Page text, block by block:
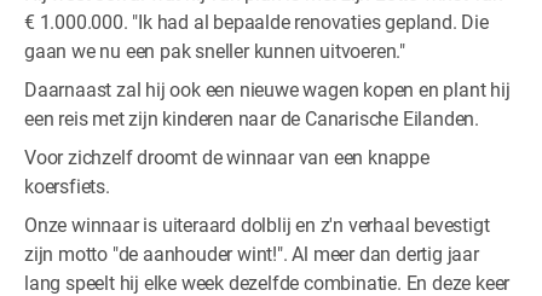
€ 1.000.000. "Ik had al bepaalde renovaties gepland. Die
gaan we nu een pak sneller kunnen uitvoeren."
Daarnaast zal hij ook een nieuwe wagen kopen en plant hij
een reis met zijn kinderen naar de Canarische Eilanden.
Voor zichzelf droomt de winnaar van een knappe
koersfiets.
Onze winnaar is uiteraard dolblij en z'n verhaal bevestigt
zijn motto "de aanhouder wint!". Al meer dan dertig jaar
lang speelt hij elke week dezelfde combinatie. En deze keer